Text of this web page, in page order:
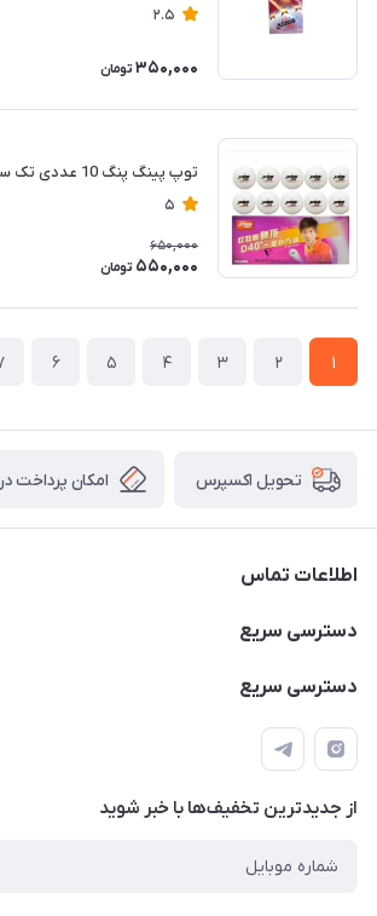
2.5
350,000 تومان
توپ پینگ پنگ 10 عددی تک ستاره DHS
5
650,000
550,000 تومان
1
2
3
4
5
6
تحویل اکسپرس امکان پرداخت
اطلاعات تماس
۰۹۳۵۶۰۴۰۳۶۵
سیمای ورزش
دسترسی سریع
اسکیت فلایینگ ایگل
اسکیت دخترانه
دسترسی سریع
اسکوتر برقی دخترانه
اسکیت روسز
اسکوتر
از جدید‌ترین تخفیف‌ها با‌ خبر شوید